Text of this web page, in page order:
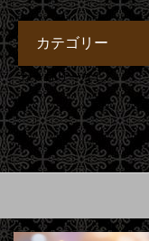
カテゴリー
カテゴリーなし